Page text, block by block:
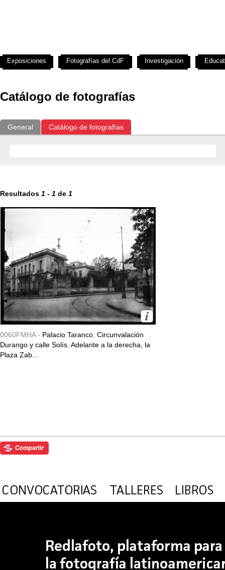
Catálogo de fotografías
General Catálogo de fotografías
Resultados 1 - 1 de 1
0060FMHA - Palacio Taranco. Circunvalación
Durango y calle Solís. Adelante a la derecha, la
Plaza Zab...
Exposiciones Fotografías del CdF Investigación